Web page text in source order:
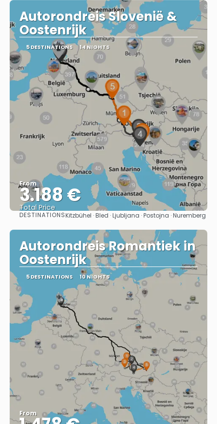
Autorondreis Slovenië &
Oostenrijk
5 DESTINATIONS 14 NIGHTS
From
3.188 €
Total Price
See
DESTINATIONSKitzbühel · Bled · Ljubljana · Postojna · Nuremberg
Autorondreis Romantiek in
Oostenrijk
5 DESTINATIONS 10 NIGHTS
From